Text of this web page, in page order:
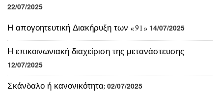
Η απογοητευτική Διακήρυξη των «91»
Η επικοινωνιακή διαχείριση της μετανάστευσης
12/07/2025
Σκάνδαλο ή κανονικότητα;
Όλοι στα όπλα 30/06/2025